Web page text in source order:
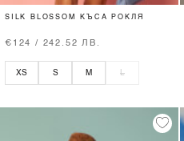
SILK BLOSSOM КЪСА РОКЛЯ
€124 / 242.52 ЛВ.
XS S M L